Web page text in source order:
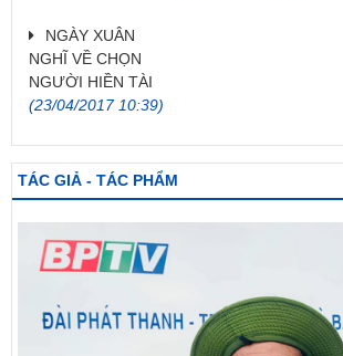
NGÀY XUÂN
NGHĨ VỀ CHỌN
NGƯỜI HIỀN TÀI
(23/04/2017 10:39)
TÁC GIẢ - TÁC PHẨM